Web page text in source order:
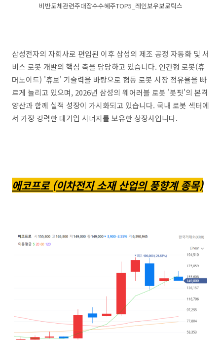
비반도체관련주대장수수혜주TOP5_레인보우보로틱스
삼성전자의 자회사로 편입된 이후 삼성의 제조 공정 자동화 및 서
비스 로봇 개발의 핵심 축을 담당하고 있습니다. 인간형 로봇(휴
머노이드) '휴보' 기술력을 바탕으로 협동 로봇 시장 점유율을 빠
르게 늘리고 있으며, 2026년 삼성의 웨어러블 로봇 '봇핏'의 본격
양산과 함께 실적 성장이 가시화되고 있습니다. 국내 로봇 섹터에
서 가장 강력한 대기업 시너지를 보유한 상장사입니다.
에코프로 (이차전지 소재 산업의 풍향계 종목)